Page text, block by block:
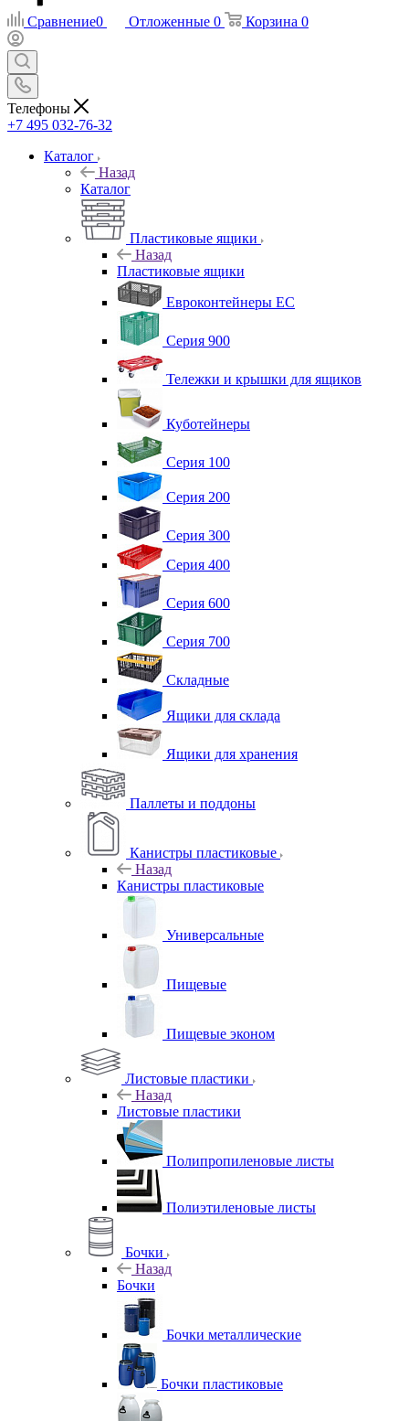
Сравнение0 Отложенные 0 Корзина 0
Телефоны
+7 495 032-76-32
Каталог
Назад
Каталог
Пластиковые ящики
Назад
Пластиковые ящики
Евроконтейнеры ЕС
Серия 900
Тележки и крышки для ящиков
Куботейнеры
Серия 100
Серия 200
Серия 300
Серия 400
Серия 600
Серия 700
Складные
Ящики для склада
Ящики для хранения
Паллеты и поддоны
Канистры пластиковые
Назад
Канистры пластиковые
Универсальные
Пищевые
Пищевые эконом
Листовые пластики
Назад
Листовые пластики
Полипропиленовые листы
Полиэтиленовые листы
Бочки
Назад
Бочки
Бочки металлические
Бочки пластиковые